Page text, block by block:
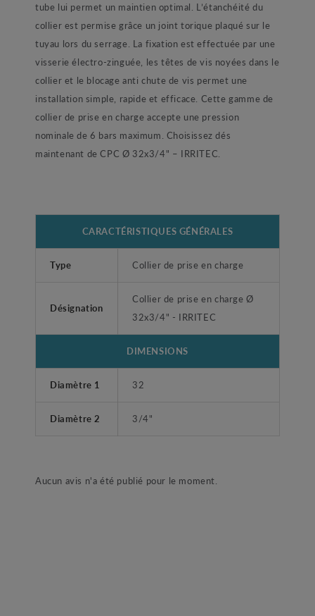
tube lui permet un maintien optimal. L’étanchéité du
collier est permise grâce un joint torique plaqué sur le
tuyau lors du serrage. La fixation est effectuée par une
visserie électro-zinguée, les têtes de vis noyées dans le
collier et le blocage anti chute de vis permet une
installation simple, rapide et efficace. Cette gamme de
collier de prise en charge accepte une pression
nominale de 6 bars maximum. Choisissez dés
maintenant de CPC Ø 32x3/4" – IRRITEC.
CARACTÉRISTIQUES GÉNÉRALES
Type Collier de prise en charge
Désignation
Collier de prise en charge Ø
32x3/4" - IRRITEC
DIMENSIONS
Diamètre 1 32
Diamètre 2 3/4"
Aucun avis n'a été publié pour le moment.